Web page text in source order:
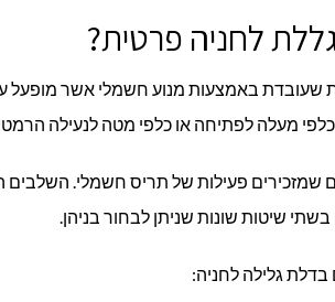
לחניה פרטית?
שעובדת באמצעות מנוע חשמלי אשר מופעל
מעלה לפתיחה או כלפי מטה לנעילה
שמזכירים פעילות של תריס חשמלי. השלבים
שיטות שונות שניתן לבחור בניהן.
גלילה לחניה: